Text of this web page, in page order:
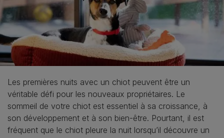
Les premières nuits avec un chiot peuvent être un
véritable défi pour les nouveaux propriétaires. Le
sommeil de votre chiot est essentiel à sa croissance, à
son développement et à son bien-être. Pourtant, il est
fréquent que le chiot pleure la nuit lorsqu’il découvre un